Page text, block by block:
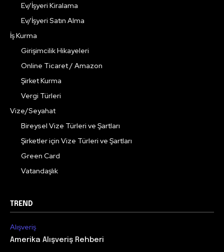
Ev/İşyeri Kiralama
Ev/İşyeri Satın Alma
İş Kurma
Girişimcilik Hikayeleri
Online Ticaret / Amazon
Şirket Kurma
Vergi Türleri
Vize/Seyahat
Bireysel Vize Türleri ve Şartları
Şirketler için Vize Türleri ve Şartları
Green Card
Vatandaşlık
TREND
Alışveriş
Amerika Alışveriş Rehberi